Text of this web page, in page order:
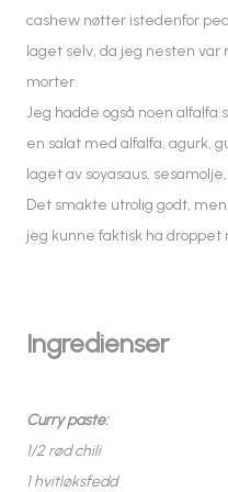
cashew nøtter istedenfor
laget selv, da jeg nesten
morter.
Jeg hadde også noen alfalfa
en salat med alfalfa, agurk,
laget av soyasaus,
Det smakte utrolig godt,
jeg kunne faktisk ha droppet
Ingredienser
Curry paste:
1/2 rød chili
1 hvitløksfedd